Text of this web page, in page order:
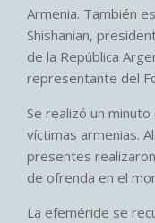
Armenia. También
Shishanian,
de la República
representante del
Se realizó un
víctimas armenias.
presentes
de ofrenda en el
La efeméride se